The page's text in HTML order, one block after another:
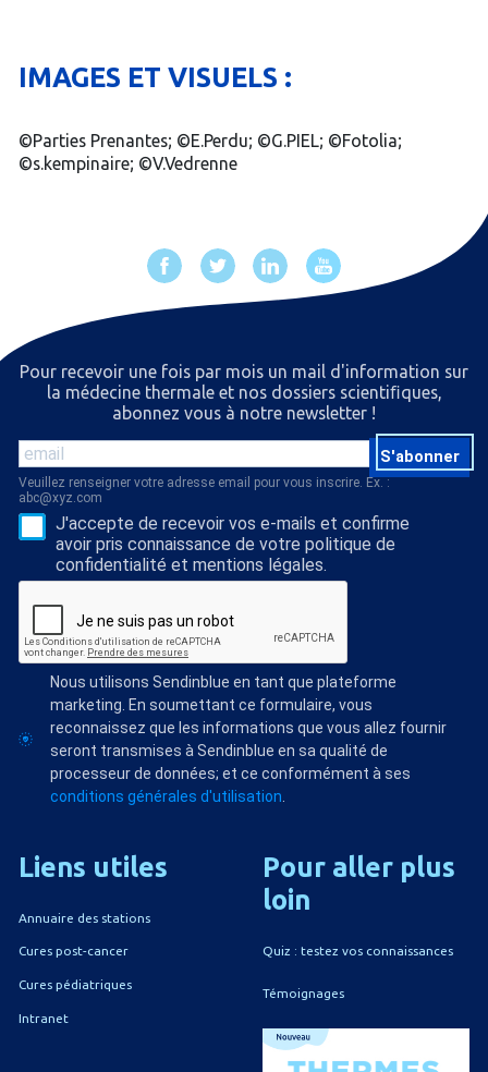
IMAGES ET VISUELS :
©Parties Prenantes; ©E.Perdu; ©G.PIEL; ©Fotolia;
©s.kempinaire; ©V.Vedrenne
Pour recevoir une fois par mois un mail d'information sur
la médecine thermale et nos dossiers scientiﬁques,
abonnez vous à notre newsletter !
S'abonner
Veuillez renseigner votre adresse email pour vous inscrire. Ex. :
abc@xyz.com
J'accepte de recevoir vos e-mails et confirme
avoir pris connaissance de votre politique de
confidentialité et mentions légales.
Nous utilisons Sendinblue en tant que plateforme
marketing. En soumettant ce formulaire, vous
reconnaissez que les informations que vous allez fournir
seront transmises à Sendinblue en sa qualité de
processeur de données; et ce conformément à ses
conditions générales d'utilisation
Liens utiles
Annuaire des stations
Cures post-cancer
Cures pédiatriques
Intranet
Pour aller plus
loin
Quiz : testez vos connaissances
Témoignages